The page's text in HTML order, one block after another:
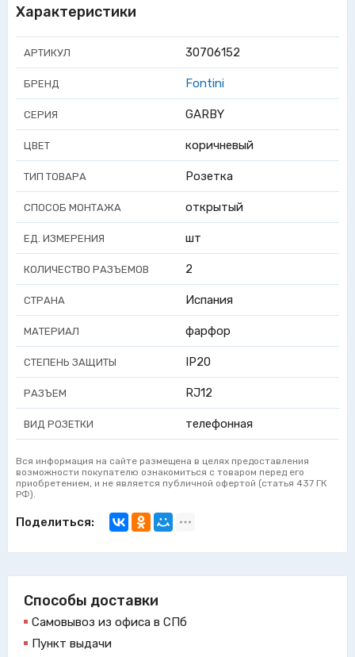
Характеристики
АРТИКУЛ 30706152
БРЕНД Fontini
СЕРИЯ GARBY
ЦВЕТ коричневый
ТИП ТОВАРА Розетка
СПОСОБ МОНТАЖА открытый
ЕД. ИЗМЕРЕНИЯ шт
КОЛИЧЕСТВО РАЗЪЕМОВ 2
СТРАНА Испания
МАТЕРИАЛ фарфор
СТЕПЕНЬ ЗАЩИТЫ IP20
РАЗЪЕМ RJ12
ВИД РОЗЕТКИ телефонная
Вся информация на сайте размещена в целях предоставления
возможности покупателю ознакомиться с товаром перед его
приобретением, и не является публичной офертой (статья 437 ГК
РФ).
Поделиться:
Способы доставки
Самовывоз из офиса в СПб
Пункт выдачи